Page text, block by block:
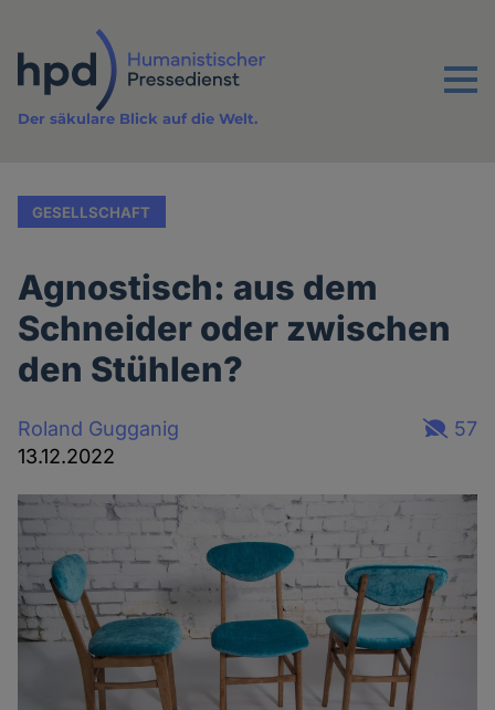
Inhalt
Menu
Der säkulare Blick auf die Welt.
GESELLSCHAFT
Agnostisch: aus dem
Schneider oder zwischen
den Stühlen?
Roland Gugganig
13.12.2022
57